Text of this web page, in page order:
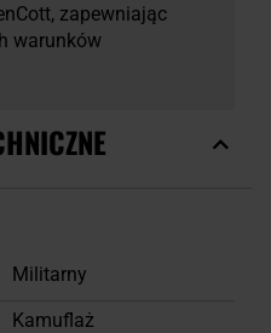
zapewniając
warunków
Militarny
Kamuflaż